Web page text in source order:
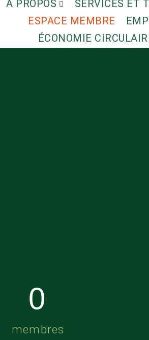
À PROPOS
SERVICES ET
ESPACE MEMBRE
ÉCONOMIE
membres
0